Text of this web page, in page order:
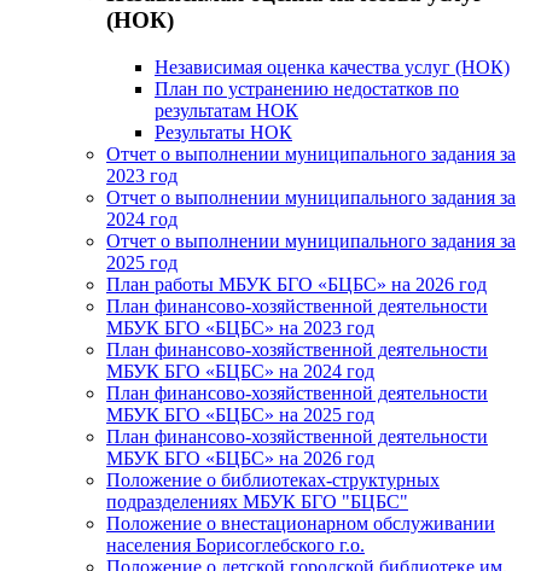
(НОК)
Независимая оценка качества услуг (НОК)
План по устранению недостатков по
результатам НОК
Результаты НОК
Отчет о выполнении муниципального задания за
2023 год
Отчет о выполнении муниципального задания за
2024 год
Отчет о выполнении муниципального задания за
2025 год
План работы МБУК БГО «БЦБС» на 2026 год
План финансово-хозяйственной деятельности
МБУК БГО «БЦБС» на 2023 год
План финансово-хозяйственной деятельности
МБУК БГО «БЦБС» на 2024 год
План финансово-хозяйственной деятельности
МБУК БГО «БЦБС» на 2025 год
План финансово-хозяйственной деятельности
МБУК БГО «БЦБС» на 2026 год
Положение о библиотеках-структурных
подразделениях МБУК БГО "БЦБС"
Положение о внестационарном обслуживании
населения Борисоглебского г.о.
Положение о детской городской библиотеке им.